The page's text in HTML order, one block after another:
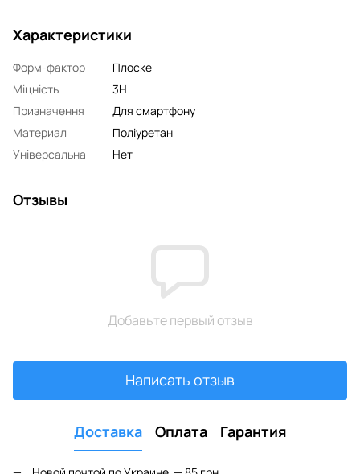
Характеристики
Форм-фактор
Плоске
Міцність
3H
Призначення
Для смартфону
Материал
Поліуретан
Універсальна
Нет
Отзывы
Добавьте первый отзыв
Написать отзыв
Доставка Оплата Гарантия